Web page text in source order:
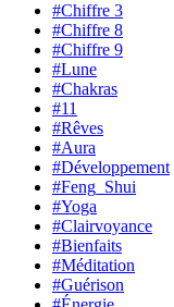
#Chiffre 3
#Chiffre 8
#Chiffre 9
#Lune
#Chakras
#11
#Rêves
#Aura
#Développement
#Feng_Shui
#Yoga
#Clairvoyance
#Bienfaits
#Méditation
#Guérison